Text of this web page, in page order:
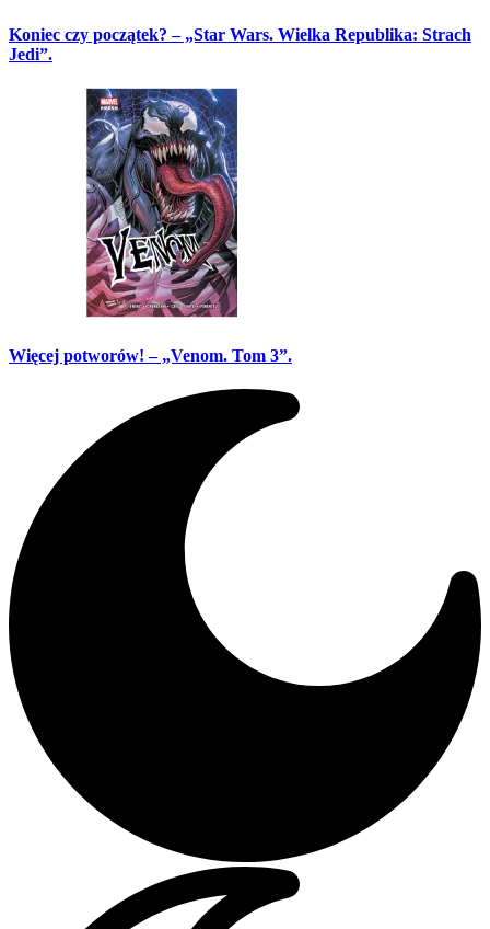
Koniec czy początek? – „Star Wars. Wielka Republika: Strach
Jedi”.
Więcej potworów! – „Venom. Tom 3”.